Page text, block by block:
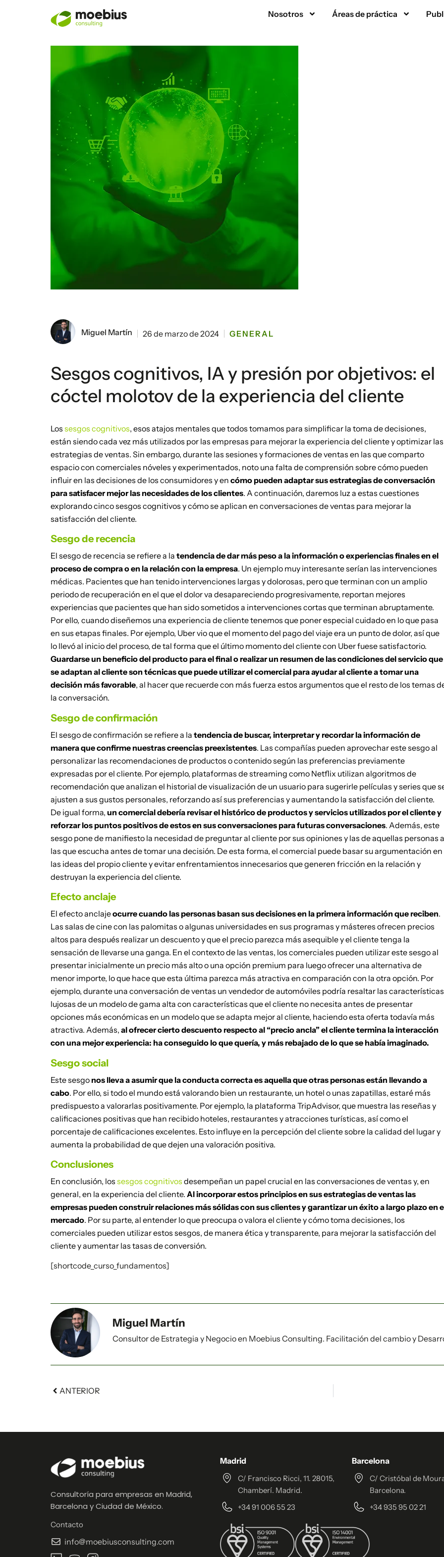
Nosotros Áreas de práctica
Miguel Martín 26 de marzo de 2024 GENERAL
Sesgos cognitivos, IA y presión por objetivos: el
cóctel molotov de la experiencia del cliente
Los sesgos cognitivos, esos atajos mentales que todos tomamos para simplificar la toma de decisiones,
están siendo cada vez más utilizados por las empresas para mejorar la experiencia del cliente y optimizar las
estrategias de ventas. Sin embargo, durante las sesiones y formaciones de ventas en las que comparto
espacio con comerciales nóveles y experimentados, noto una falta de comprensión sobre cómo pueden
influir en las decisiones de los consumidores y en cómo pueden adaptar sus estrategias de conversación
para satisfacer mejor las necesidades de los clientes. A continuación, daremos luz a estas cuestiones
explorando cinco sesgos cognitivos y cómo se aplican en conversaciones de ventas para mejorar la
satisfacción del cliente.
Sesgo de recencia
El sesgo de recencia se refiere a la tendencia de dar más peso a la información o experiencias finales en el
proceso de compra o en la relación con la empresa. Un ejemplo muy interesante serían las intervenciones
médicas. Pacientes que han tenido intervenciones largas y dolorosas, pero que terminan con un amplio
periodo de recuperación en el que el dolor va desapareciendo progresivamente, reportan mejores
experiencias que pacientes que han sido sometidos a intervenciones cortas que terminan abruptamente.
Por ello, cuando diseñemos una experiencia de cliente tenemos que poner especial cuidado en lo que pasa
en sus etapas finales. Por ejemplo, Uber vio que el momento del pago del viaje era un punto de dolor, así que
lo llevó al inicio del proceso, de tal forma que el último momento del cliente con Uber fuese satisfactorio.
Guardarse un beneficio del producto para el final o realizar un resumen de las condiciones del servicio que
se adaptan al cliente son técnicas que puede utilizar el comercial para ayudar al cliente a tomar una
decisión más favorable, al hacer que recuerde con más fuerza estos argumentos que el resto de los temas
la conversación.
Sesgo de confirmación
El sesgo de confirmación se refiere a la tendencia de buscar, interpretar y recordar la información de
manera que confirme nuestras creencias preexistentes. Las compañías pueden aprovechar este sesgo al
personalizar las recomendaciones de productos o contenido según las preferencias previamente
expresadas por el cliente. Por ejemplo, plataformas de streaming como Netflix utilizan algoritmos de
recomendación que analizan el historial de visualización de un usuario para sugerirle películas y series que
ajusten a sus gustos personales, reforzando así sus preferencias y aumentando la satisfacción del cliente.
De igual forma, un comercial debería revisar el histórico de productos y servicios utilizados por el cliente y
reforzar los puntos positivos de estos en sus conversaciones para futuras conversaciones. Además, este
sesgo pone de manifiesto la necesidad de preguntar al cliente por sus opiniones y las de aquellas personas a
las que escucha antes de tomar una decisión. De esta forma, el comercial puede basar su argumentación en
las ideas del propio cliente y evitar enfrentamientos innecesarios que generen fricción en la relación y
destruyan la experiencia del cliente.
Efecto anclaje
El efecto anclajeocurre cuando las personas basan sus decisiones en la primera información que reciben.
Las salas de cine con las palomitas o algunas universidades en sus programas y másteres ofrecen precios
altos para después realizar un descuento y que el precio parezca más asequible y el cliente tenga la
sensación de llevarse una ganga. En el contexto de las ventas, los comerciales pueden utilizar este sesgo al
presentar inicialmente un precio más alto o una opción premium para luego ofrecer una alternativa de
menor importe, lo que hace que esta última parezca más atractiva en comparación con la otra opción. Por
ejemplo, durante una conversación de ventas un vendedor de automóviles podría resaltar las características
lujosas de un modelo de gama alta con características que el cliente no necesita antes de presentar
opciones más económicas en un modelo que se adapta mejor al cliente, haciendo esta oferta todavía más
atractiva. Además, al ofrecer cierto descuento respecto al “precio ancla” el cliente termina la interacción
con una mejor experiencia: ha conseguido lo que quería, y más rebajado de lo que se había imaginado.
Sesgo social
Este sesgo nos lleva a asumir que la conducta correcta es aquella que otras personas están llevando a
cabo. Por ello, si todo el mundo está valorando bien un restaurante, un hotel o unas zapatillas, estaré más
predispuesto a valorarlas positivamente. Por ejemplo, la plataforma TripAdvisor, que muestra las reseñas y
calificaciones positivas que han recibido hoteles, restaurantes y atracciones turísticas, así como el
porcentaje de calificaciones excelentes. Esto influye en la percepción del cliente sobre la calidad del lugar y
aumenta la probabilidad de que dejen una valoración positiva.
Conclusiones
En conclusión, los sesgos cognitivos desempeñan un papel crucial en las conversaciones de ventas y, en
general, en la experiencia del cliente. Al incorporar estos principios en sus estrategias de ventas las
empresas pueden construir relaciones más sólidas con sus clientes y garantizar un éxito a largo plazo en
mercado. Por su parte, al entender lo que preocupa o valora el cliente y cómo toma decisiones, los
comerciales pueden utilizar estos sesgos, de manera ética y transparente, para mejorar la satisfacción del
cliente y aumentar las tasas de conversión.
[shortcode_curso_fundamentos]
Miguel Martín
Consultor de Estrategia y Negocio en Moebius Consulting. Facilitación del cambio y
ANTERIOR
Consultoría para empresas en Madrid,
Barcelona y Ciudad de México.
Contacto
info@moebiusconsulting.com
Madrid
C/ Francisco Ricci, 11. 28015,
Chamberí. Madrid.
+34 91 006 55 23
Barcelona
C/ Cristóbal de
Barcelona.
+34 935 95 02 21